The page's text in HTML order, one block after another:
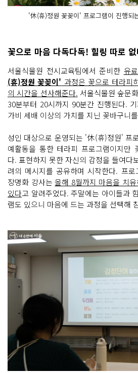
'休(휴)정원 꽃꽂이' 프로그램이 진행되
꽃으로 마음 다독다독! 힐링 따로
서울식물원 전시교육팀에서 준비한 유
(휴)정원 꽃꽂이' 과정은 꽃으로 테라피
의 시간을 선사해준다. 서울식물원 숲문
30분부터 20시까지 90분간 진행된다.
가비 세배 이상의 가치를 지닌 꽃바구니
성인 대상으로 운영되는 '休(휴)정원' 프
예활동을 통한 테라피 프로그램이지만
다. 표현하지 못한 자신의 감정을 들여다
려의 메시지를 공유하며 시작한다. 프
장명화 강사는올해 8월까지 마음을 치
있다고 알려주었다. 주말에는 아이들과
램도 있으니 마음에 드는 과정을 선택해